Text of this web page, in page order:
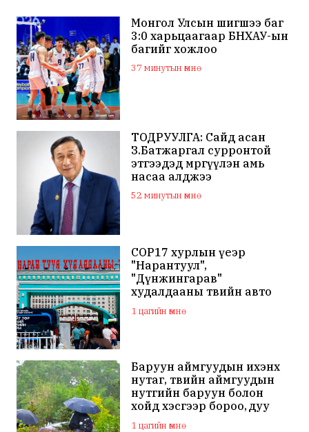
Монгол Улсын шигшээ баг
3:0 харьцаагаар БНХАУ-ын
багийг хожлоо
37 минутын өмнө
ТОДРУУЛГА: Сайд асан
З.Батжаргал сурронтой
этгээдэд мөргүүлэн амь
насаа алджээ
52 минутын өмнө
COP17 хурлын үеэр
"Нарантуул",
"Дүнжингарав"
худалдааны төвийн авто
зогсоолыг хаана
1 цагийн өмнө
Баруун аймгуудын ихэнх
нутаг, төвийн аймгуудын
нутгийн баруун болон
хойд хэсгээр бороо, дуу
цахилгаантай аадар бороо
1 цагийн өмнө